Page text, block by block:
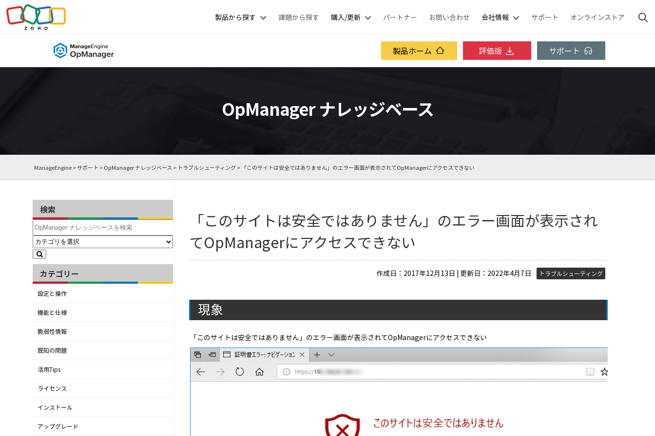
製品から探す 課題から探す 購入/更新 パートナー お問い合わせ 会社情報 サポート オンラインストア
製品ホーム 評価版 サポート
OpManager ナレッジベース
ManageEngine>サポート >OpManager ナレッジベース > トラブルシューティング> 「このサイトは安全ではありません」のエラー画面が表示されてOpManagerにアクセスできない
検索
カテゴリー
設定と操作
機能と仕様
脆弱性情報
既知の問題
活用Tips
ライセンス
インストール
アップグレード
「このサイトは安全ではありません」のエラー画面が表示され
てOpManagerにアクセスできない
作成日：2017年12月13日 | 更新日：2022年4月7日 トラブルシューティング
現象
「このサイトは安全ではありません」のエラー画面が表示されてOpManagerにアクセスできない